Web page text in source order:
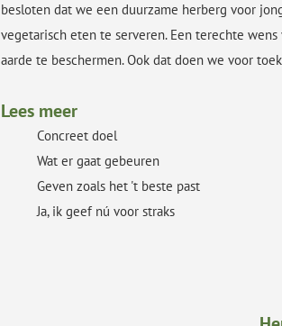
besloten dat we een duurzame herberg voor
vegetarisch eten te serveren. Een terechte
aarde te beschermen. Ook dat doen we voor
Lees meer
Concreet doel
Wat er gaat gebeuren
Geven zoals het 't beste past
Ja, ik geef nú voor straks